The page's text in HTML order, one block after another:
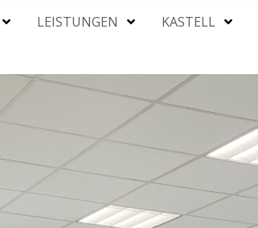
LEISTUNGEN KASTELL